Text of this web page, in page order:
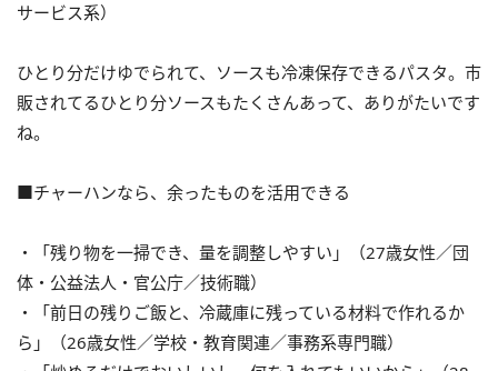
サービス系）
ひとり分だけゆでられて、ソースも冷凍保存できるパスタ。市
販されてるひとり分ソースもたくさんあって、ありがたいです
ね。
■チャーハンなら、余ったものを活用できる
・「残り物を一掃でき、量を調整しやすい」（27歳女性／団
体・公益法人・官公庁／技術職）
・「前日の残りご飯と、冷蔵庫に残っている材料で作れるか
ら」（26歳女性／学校・教育関連／事務系専門職）